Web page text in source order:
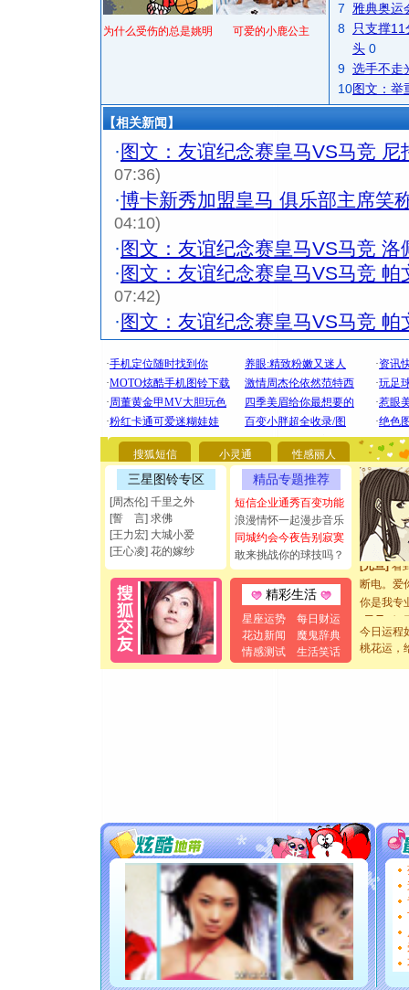
为什么受伤的总是姚明 可爱的小鹿公主
7
雅典奥运
8
只支撑
头 0
9 选手不走
10图文：举
【相关新闻】
· 图文：友谊纪念赛皇马VS马竞 尼
07:36)
·博卡新秀加盟皇马 俱乐部主席笑
04:10)
· 图文：友谊纪念赛皇马VS马竞 洛
· 图文：友谊纪念赛皇马VS马竞 帕
07:42)
· 图文：友谊纪念赛皇马VS马竞 帕
搜狐短信 小灵通 性感丽人
三星图铃专区
[周杰伦] 千里之外
[誓 言] 求佛
[王力宏] 大城小爱
[王心凌] 花的嫁纱
精品专题推荐
短信企业通秀百变功能
浪漫情怀一起漫步音乐
同城约会今夜告别寂寞
敢来挑战你的球技吗？
精彩生活
星座运势
每日财运
花边新闻
魔鬼辞典
情感测试
生活笑话
[圣诞节]
你太多
要平安！
[圣诞节]
能正大光
都要快乐
[圣诞节]
如意,快
[元旦]看
断电。爱
你是我专
[元旦]
如
起；二是
离。水晶
[元旦]当
[圣诞节]
你太多
要平安
[圣诞节]
能正大
都要快乐
[圣诞节]
如意,快
[元旦]
今日运程
桃花运，